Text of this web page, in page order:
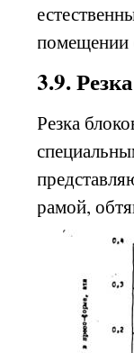
помещении
3.9.
Резка
рамой,